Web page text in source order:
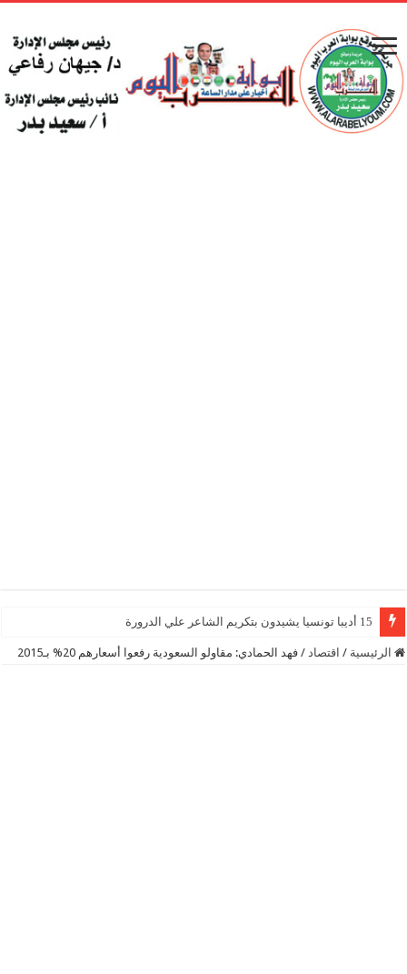
15 أديبا تونسيا يشيدون بتكريم الشاعر علي الدرورة
الرئيسية / اقتصاد / فهد الحمادي: مقاولو السعودية رفعوا أسعارهم 20% بـ2015